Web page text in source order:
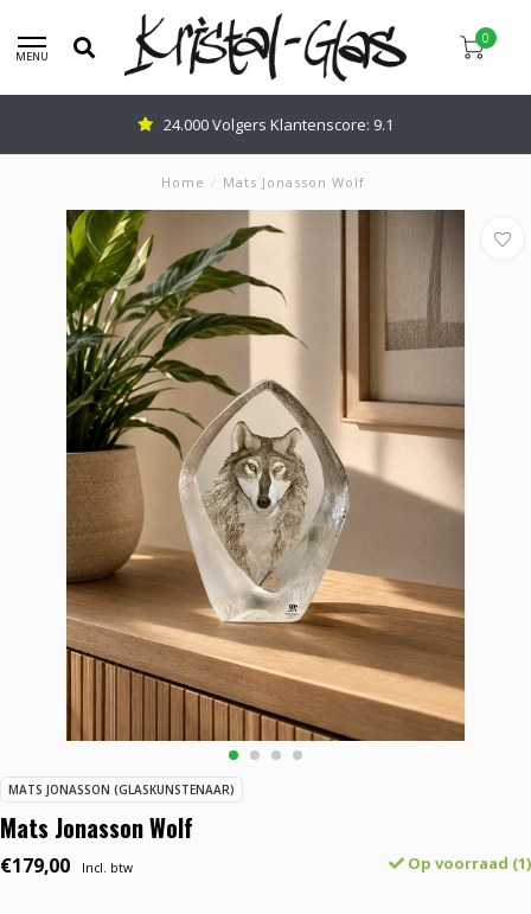
MENU
0
24.000 Volgers Klantenscore: 9.1
Home / Mats Jonasson Wolf
MATS JONASSON (GLASKUNSTENAAR)
Mats Jonasson Wolf
€179,00 Incl. btw Op voorraad (1)